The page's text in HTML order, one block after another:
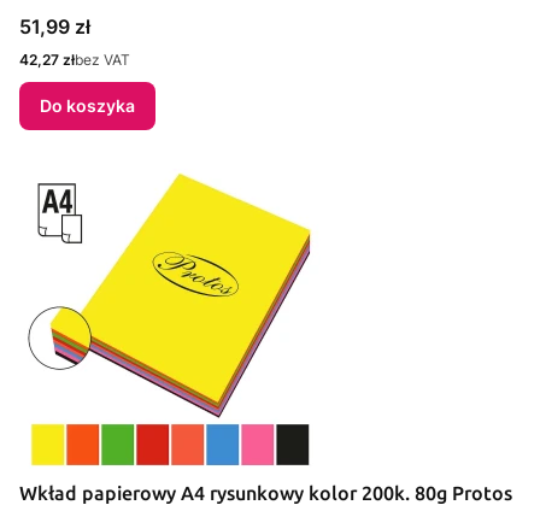
Cena
51,99 zł
Cena
42,27 złbez VAT
Do koszyka
Wkład papierowy A4 rysunkowy kolor 200k. 80g Protos